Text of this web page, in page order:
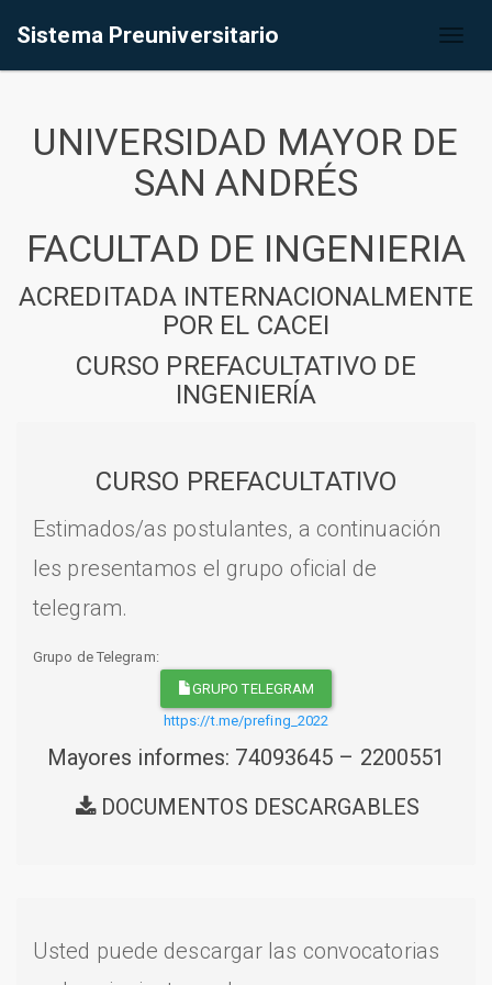
Sistema Preuniversitario
UNIVERSIDAD MAYOR DE
SAN ANDRÉS
FACULTAD DE INGENIERIA
ACREDITADA INTERNACIONALMENTE
POR EL CACEI
CURSO PREFACULTATIVO DE
INGENIERÍA
CURSO PREFACULTATIVO
Estimados/as postulantes, a continuación
les presentamos el grupo oficial de
telegram.
Grupo de Telegram:
GRUPO TELEGRAM
https://t.me/prefing_2022
Mayores informes: 74093645 – 2200551
DOCUMENTOS DESCARGABLES
Usted puede descargar las convocatorias